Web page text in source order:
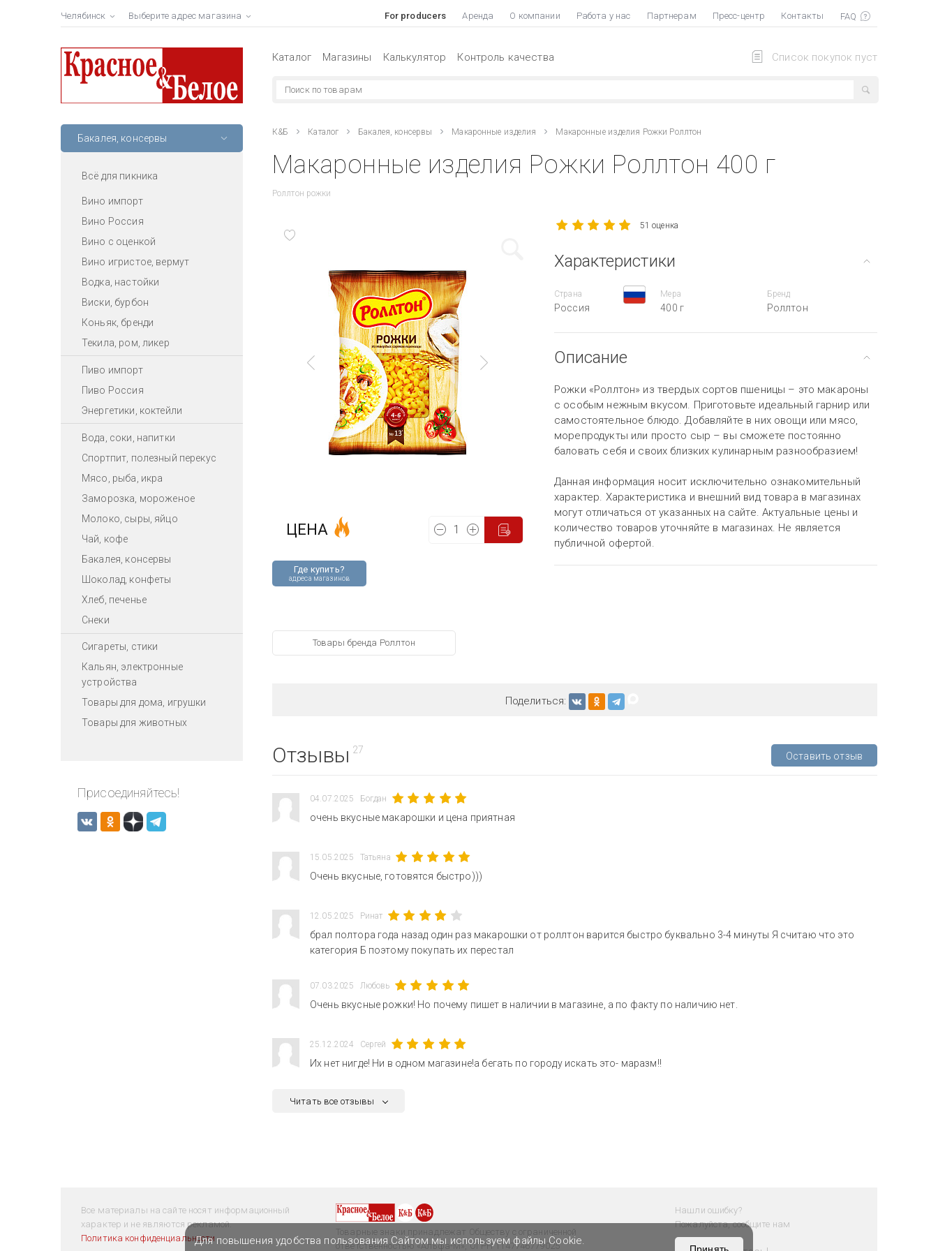
Челябинск Выберите адрес магазина For producers Аренда О компании Работа у нас Партнерам Пресс-центр Контакты
Список покупок пуст
Каталог Магазины Калькулятор Контроль качества
Бакалея, консервы
Всё для пикника
Вино импорт
Вино Россия
Вино с оценкой
Вино игристое, вермут
Водка, настойки
Виски, бурбон
Коньяк, бренди
Текила, ром, ликер
Пиво импорт
Пиво Россия
Энергетики, коктейли
Вода, соки, напитки
Спортпит, полезный перекус
Мясо, рыба, икра
Заморозка, мороженое
Молоко, сыры, яйцо
Чай, кофе
Бакалея, консервы
Шоколад, конфеты
Хлеб, печенье
Снеки
Сигареты, стики
Кальян, электронные
устройства
Товары для дома, игрушки
Товары для животных
Присоединяйтесь!
К&Б Каталог Бакалея, консервы Макаронные изделия Макаронные изделия Рожки Роллтон
Макаронные изделия Рожки Роллтон 400 г
Роллтон рожки
Где купить?
адреса магазинов
ЦЕНА
51 оценка
Характеристики
Страна
Россия
Мера
400 г
Бренд
Роллтон
Описание
Рожки «Роллтон» из твердых сортов пшеницы – это макароны
с особым нежным вкусом. Приготовьте идеальный гарнир или
самостоятельное блюдо. Добавляйте в них овощи или мясо,
морепродукты или просто сыр – вы сможете постоянно
баловать себя и своих близких кулинарным разнообразием!
Данная информация носит исключительно ознакомительный
характер. Характеристика и внешний вид товара в магазинах
могут отличаться от указанных на сайте. Актуальные цены и
количество товаров уточняйте в магазинах. Не является
публичной офертой.
Товары бренда Роллтон
Поделиться:
Отзывы 27
Оставить отзыв
04.07.2025 Богдан
очень вкусные макарошки и цена приятная
15.05.2025 Татьяна
Очень вкусные, готовятся быстро)))
12.05.2025 Ринат
брал полтора года назад один раз макарошки от роллтон варится быстро буквально 3-4 минуты Я считаю что это
категория Б поэтому покупать их перестал
07.03.2025 Любовь
Очень вкусные рожки! Но почему пишет в наличии в магазине, а по факту по наличию нет.
25.12.2024 Сергей
Их нет нигде! Ни в одном магазине!а бегать по городу искать это- маразм!!
Читать все отзывы
Все материалы на сайте носят информационный
характер и не являются рекламой.
Политика конфиденциальности
Нашли ошибку?
Пожалуйста, сообщите нам
Товарные знаки принадлежат Обществу с ограниченной
ответственностью «Альфа-М», ОГРН 1147746779025
Для повышения удобства пользования Сайтом мы используем файлы Cookie.